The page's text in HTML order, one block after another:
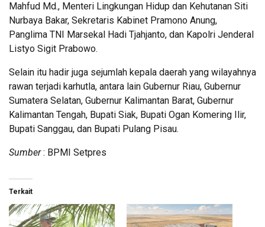
Mahfud Md., Menteri Lingkungan Hidup dan Kehutanan Siti
Nurbaya Bakar, Sekretaris Kabinet Pramono Anung,
Panglima TNI Marsekal Hadi Tjahjanto, dan Kapolri Jenderal
Listyo Sigit Prabowo.
Selain itu hadir juga sejumlah kepala daerah yang wilayahnya
rawan terjadi karhutla, antara lain Gubernur Riau, Gubernur
Sumatera Selatan, Gubernur Kalimantan Barat, Gubernur
Kalimantan Tengah, Bupati Siak, Bupati Ogan Komering Ilir,
Bupati Sanggau, dan Bupati Pulang Pisau.
Sumber: BPMI Setpres
Terkait